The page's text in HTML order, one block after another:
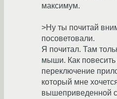
максимум.
>Ну ты почитай
посоветовали.
Я почитал. Там
мыши. Как повесить
переключение
который мне
вышеприведенной